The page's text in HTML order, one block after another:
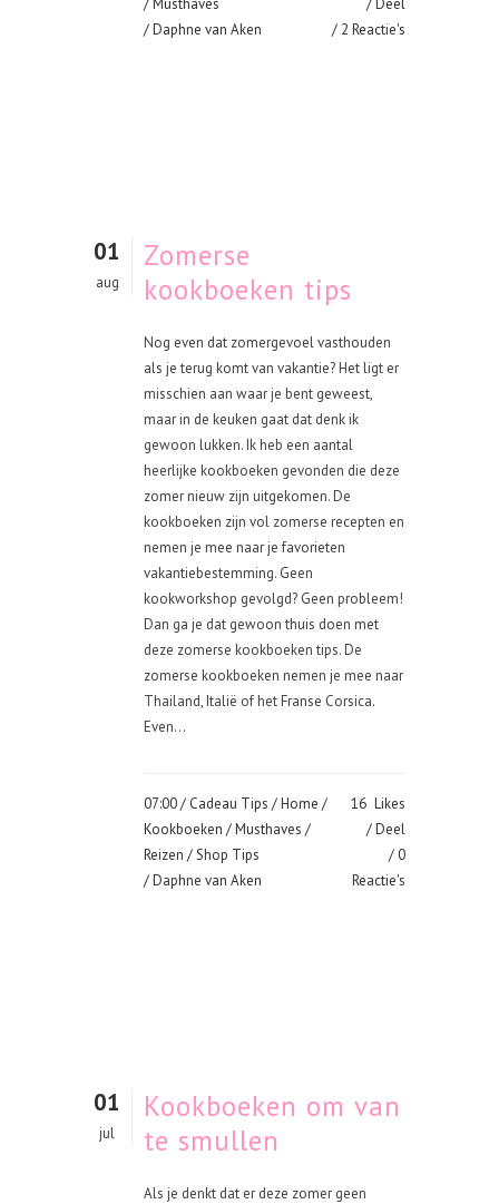
/ Musthaves
/ Daphne van Aken
Deel
2 Reactie's
01
aug
Zomerse
kookboeken tips
Nog even dat zomergevoel vasthouden
als je terug komt van vakantie? Het ligt er
misschien aan waar je bent geweest,
maar in de keuken gaat dat denk ik
gewoon lukken. Ik heb een aantal
heerlijke kookboeken gevonden die deze
zomer nieuw zijn uitgekomen. De
kookboeken zijn vol zomerse recepten en
nemen je mee naar je favorieten
vakantiebestemming. Geen
kookworkshop gevolgd? Geen probleem!
Dan ga je dat gewoon thuis doen met
deze zomerse kookboeken tips. De
zomerse kookboeken nemen je mee naar
Thailand, Italië of het Franse Corsica.
Even...
07:00 / Cadeau Tips /Home /
Kookboeken /Musthaves /
Reizen /Shop Tips
/ Daphne van Aken
16 Likes
Deel
0
Reactie's
01
jul
Kookboeken om van
te smullen
Als je denkt dat er deze zomer geen